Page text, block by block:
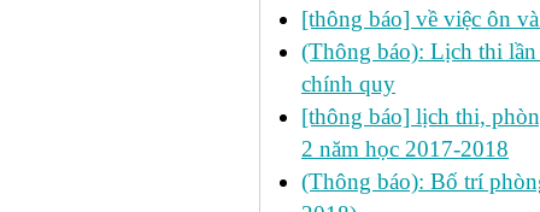
[thông báo] về việc ôn
(Thông báo): Lịch thi
chính quy
[thông báo] lịch thi,
2 năm học 2017-2018
(Thông báo): Bố trí